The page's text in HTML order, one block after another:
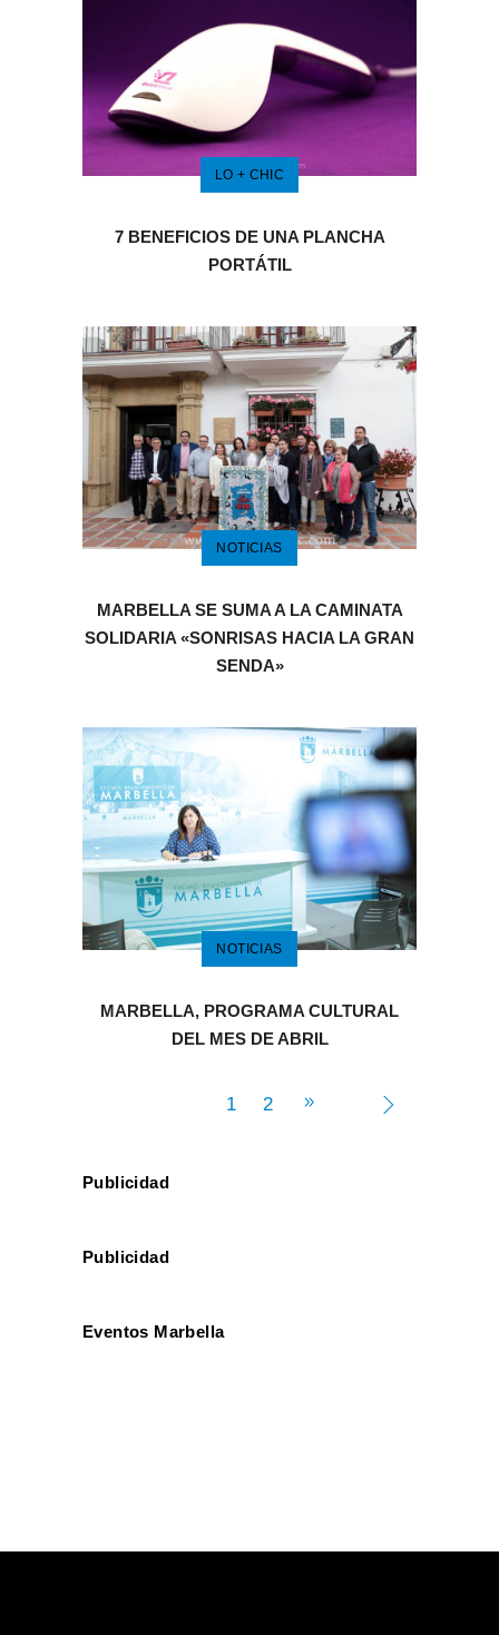
LO + CHIC
7 BENEFICIOS DE UNA PLANCHA
PORTÁTIL
NOTICIAS
MARBELLA SE SUMA A LA CAMINATA
SOLIDARIA «SONRISAS HACIA LA GRAN
SENDA»
NOTICIAS
MARBELLA, PROGRAMA CULTURAL
DEL MES DE ABRIL
1 2
Publicidad
Publicidad
Eventos Marbella